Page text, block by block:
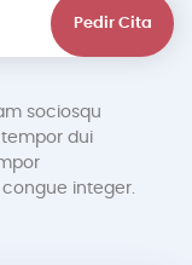
Pedir Cita
sociosqu
dui
integer.